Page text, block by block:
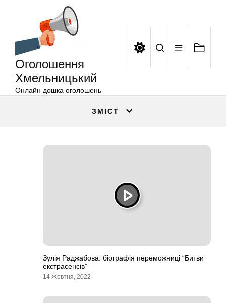
Оголошення
Хмельницький
Онлайн дошка оголошень
ЗМІСТ
Зулія Раджабова: біографія переможниці “Битви
екстрасенсів”
14 Жовтня, 2022